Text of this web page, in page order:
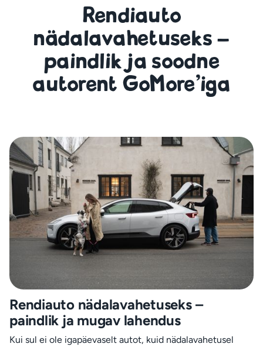
Rendiauto
nädalavahetuseks –
paindlik ja soodne
autorent GoMore’iga
Rendiauto nädalavahetuseks –
paindlik ja mugav lahendus
Kui sul ei ole igapäevaselt autot, kuid nädalavahetusel